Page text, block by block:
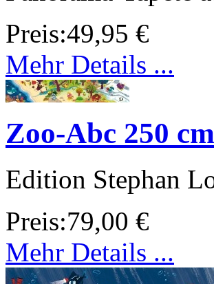
Preis:49,95 €
Mehr Details ...
Zoo-Abc 250
Edition Stephan
Preis:79,00 €
Mehr Details ...